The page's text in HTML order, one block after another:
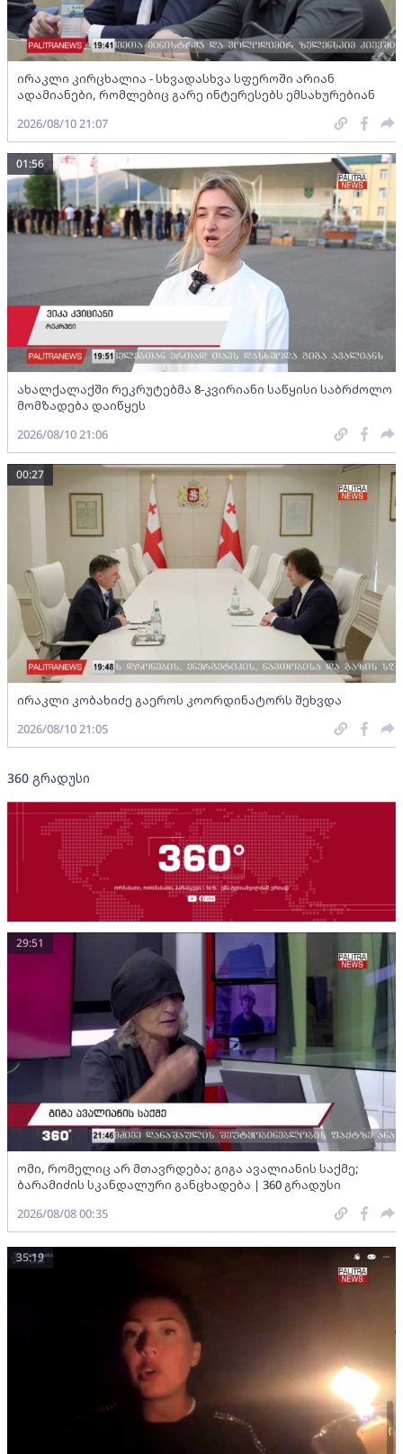
ირაკლი კირცხალია - სხვადასხვა სფეროში არიან
ადამიანები, რომლებიც გარე ინტერესებს ემსახურებიან
2026/08/10 21:07
ახალქალაქში რეკრუტებმა 8-კვირიანი საწყისი საბრძოლო
მომზადება დაიწყეს
01:56
2026/08/10 21:06
ირაკლი კობახიძე გაეროს კოორდინატორს შეხვდა
00:27
2026/08/10 21:05
360 გრადუსი
ომი, რომელიც არ მთავრდება; გიგა ავალიანის საქმე;
ბარამიძის სკანდალური განცხადება | 360 გრადუსი
29:51
2026/08/08 00:35
35:19